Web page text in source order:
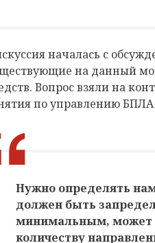
началась с
на данный
Вопрос взяли на
по управлению
Нужно определять
должен быть
минимальным, может
количеству